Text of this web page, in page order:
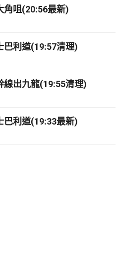
角咀(20:56最新)
巴利道(19:57清理)
線出九龍(19:55清理)
巴利道(19:33最新)